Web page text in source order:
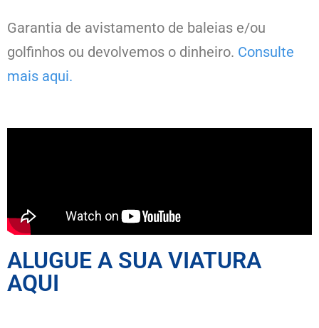
Garantia de avistamento de baleias e/ou
golfinhos ou devolvemos o dinheiro. Consulte
mais aqui.
ALUGUE A SUA VIATURA
AQUI